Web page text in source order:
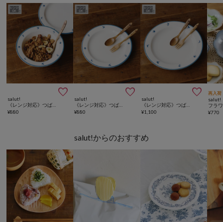

salut!
¥880

salut!
¥880

salut!
《レンジ対応》つばめのプレート：23cm
¥1,100
再入荷
salut!
¥770
salut!からのおすすめ